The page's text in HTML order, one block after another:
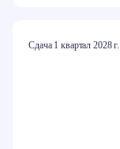
Сдача 1 квартал 2028 г.